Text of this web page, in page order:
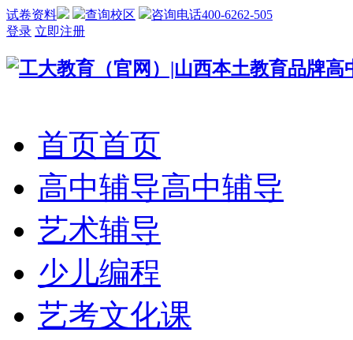
试卷资料 查询校区
咨询电话400-6262-505
登录 立即注册
首页首页
高中辅导高中辅导
艺术辅导
少儿编程
艺考文化课